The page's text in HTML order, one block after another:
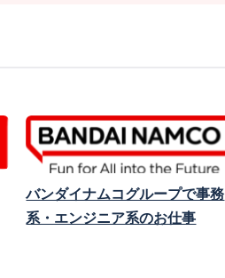
バンダイナムコグループで事務
系・エンジニア系のお仕事